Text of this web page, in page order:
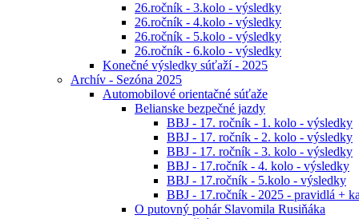
26.ročník - 3.kolo - výsledky
26.ročník - 4.kolo - výsledky
26.ročník - 5.kolo - výsledky
26.ročník - 6.kolo - výsledky
Konečné výsledky súťaží - 2025
Archív - Sezóna 2025
Automobilové orientačné súťaže
Belianske bezpečné jazdy
BBJ - 17. ročník - 1. kolo - výsledky
BBJ - 17. ročník - 2. kolo - výsledky
BBJ - 17. ročník - 3. kolo - výsledky
BBJ - 17.ročník - 4. kolo - výsledky
BBJ - 17.ročník - 5.kolo - výsledky
BBJ - 17.ročník - 2025 - pravidlá +
O putovný pohár Slavomila Rusiňáka